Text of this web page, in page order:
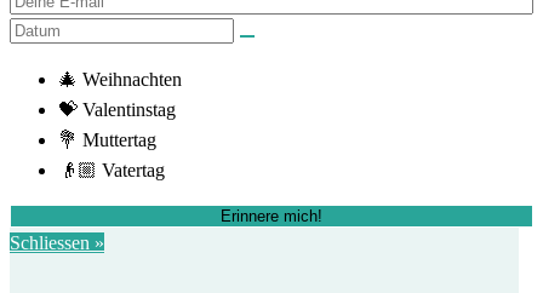
🎄 Weihnachten
💝 Valentinstag
💐 Muttertag
👴🏼 Vatertag
Erinnere mich!
Schliessen »